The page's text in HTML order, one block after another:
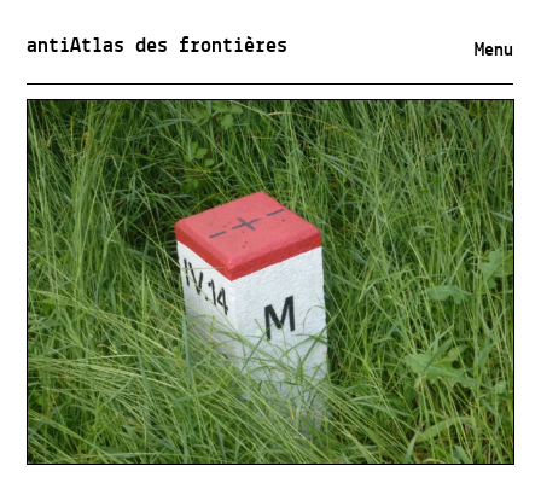
antiAtlas des frontières Menu